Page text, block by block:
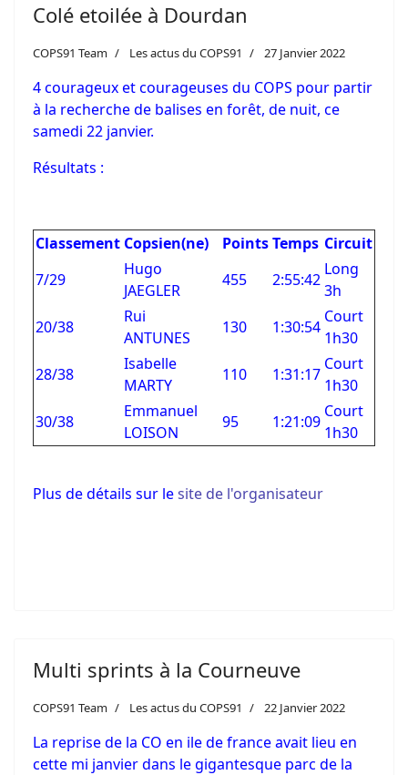
Colé etoilée à Dourdan
COPS91 Team Les actus du COPS91 27 Janvier 2022
4 courageux et courageuses du COPS pour partir
à la recherche de balises en forêt, de nuit, ce
samedi 22 janvier.
Résultats :
Classement Copsien(ne) PointsTemps Circuit
7/29
Hugo
JAEGLER
455 2:55:42
Long
3h
20/38
Rui
ANTUNES
130 1:30:54
Court
1h30
28/38
Isabelle
MARTY
110 1:31:17
Court
1h30
30/38
Emmanuel
LOISON
95 1:21:09
Court
1h30
Plus de détails sur lesite de l'organisateur
Multi sprints à la Courneuve
COPS91 Team Les actus du COPS91 22 Janvier 2022
La reprise de la CO en ile de france avait lieu en
cette mi janvier dans le gigantesque parc de la